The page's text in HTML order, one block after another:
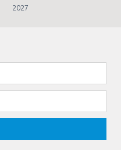
2027